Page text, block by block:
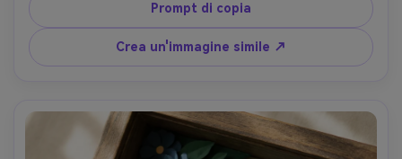
anche luce morbida che enfatizza la profondità tra gli
strati, contorni tagliati affilati intorno al viso, sensazione
grafica ma fatta a mano, fibre di carta ad alto dettaglio,
incorniciatura ritratto 4:5-AR 4:5
Prompt di copia
Crea un'immagine simile ↗